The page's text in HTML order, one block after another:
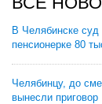
В Челябинске суд
пенсионерке 80
Челябинцу, до
вынесли приговор